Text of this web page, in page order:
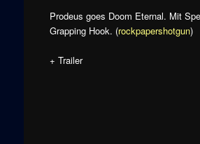
Prodeus goes Doom Eternal. Mit
Grapping Hook. (rockpapershotgun)
+ Trailer